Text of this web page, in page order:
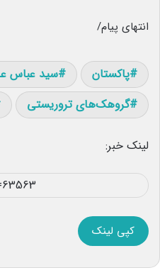
انتهای پیام/
پاکستان
سید عباس
گروهک‌های تروریستی
لینک خبر:
کپی لینک